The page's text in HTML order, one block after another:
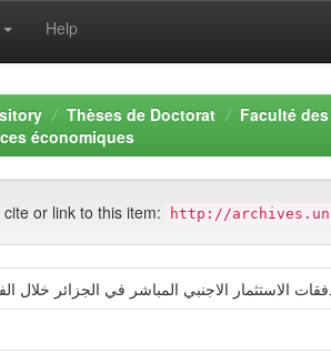
Help
Thèses de Doctorat
Faculté
économiques
or link to this item: http://
الاجنبي المباشر في الجزائر خلال الفترة 1991-